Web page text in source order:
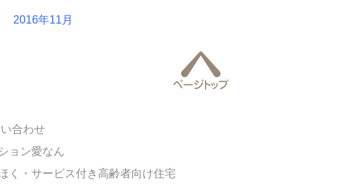
2016年11月
合わせ
ョン愛なん
く・サービス付き高齢者向け住宅